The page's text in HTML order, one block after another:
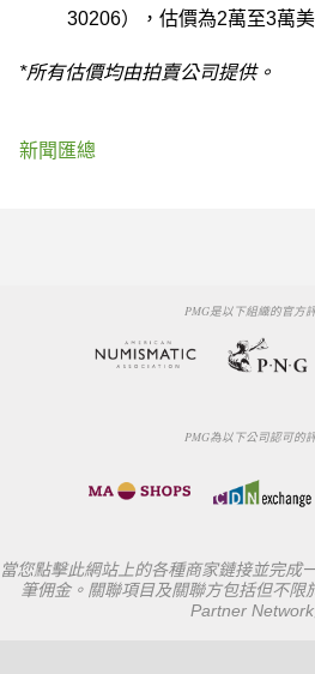
30206），估價為2萬至3萬
*所有估價均由拍賣公司提供。
新聞匯總
PMG是以下組織的官方
PMG為以下公司認可的
當您點擊此網站上的各種商家鏈接並完成
筆佣金。關聯項目及關聯方包括但不限
Partner Network